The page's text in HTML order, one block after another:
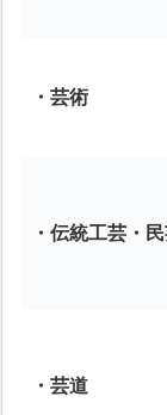
・芸術
・伝統工芸・
・芸道